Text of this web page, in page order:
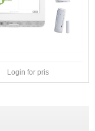
Login for pris